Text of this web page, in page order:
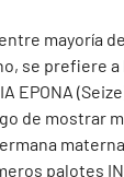
mayoría
se prefiere a
EPONA
de mostrar
palotes